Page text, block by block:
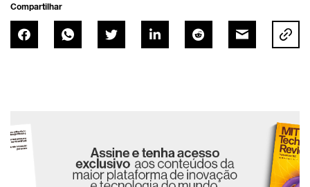
Compartilhar